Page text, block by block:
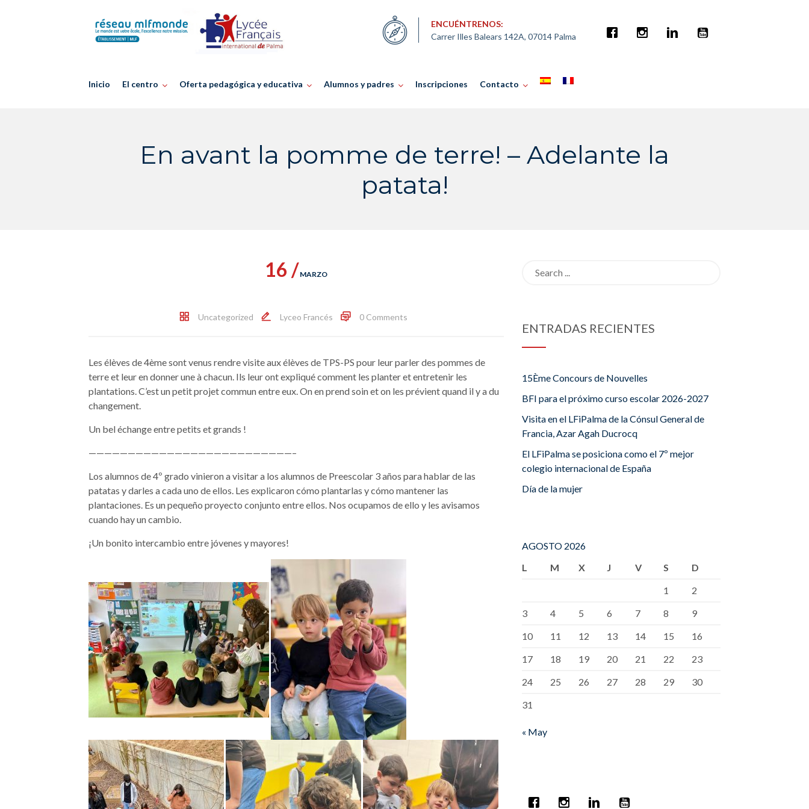
ENCUÉNTRENOS:
Carrer Illes Balears 142A, 07014 Palma
Inicio El centro Oferta pedagógica y educativa Alumnos y padres Inscripciones Contacto
En avant la pomme de terre! – Adelante la
patata!
16 / MARZO
Uncategorized Lyceo Francés 0 Comments
Les élèves de 4ème sont venus rendre visite aux élèves de TPS-PS pour leur parler des pommes de
terre et leur en donner une à chacun. Ils leur ont expliqué comment les planter et entretenir les
plantations. C’est un petit projet commun entre eux. On en prend soin et on les prévient quand il y a du
changement.
Un bel échange entre petits et grands !
——————————————————————————–
Los alumnos de 4º grado vinieron a visitar a los alumnos de Preescolar 3 años para hablar de las
patatas y darles a cada uno de ellos. Les explicaron cómo plantarlas y cómo mantener las
plantaciones. Es un pequeño proyecto conjunto entre ellos. Nos ocupamos de ello y les avisamos
cuando hay un cambio.
¡Un bonito intercambio entre jóvenes y mayores!
ENTRADAS RECIENTES
15Ème Concours de Nouvelles
BFI para el próximo curso escolar 2026-2027
Visita en el LFiPalma de la Cónsul General de
Francia, Azar Agah Ducrocq
El LFiPalma se posiciona como el 7º mejor
colegio internacional de España
Día de la mujer
AGOSTO 2026
L
M X J V S
D
1
2
3
4 5 6 7 8
9
10
11 12 13 14 15
16
17
18 19 20 21 22
23
24
25 26 27 28 29
30
31
« May